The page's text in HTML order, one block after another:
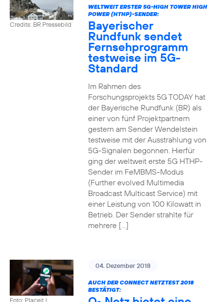
Credits: BR Pressebild
WELTWEIT ERSTER 5G-HIGH TOWER HIGH
POWER (HTHP)-SENDER:
Bayerischer
Rundfunk sendet
Fernsehprogramm
testweise im 5G-
Standard
Im Rahmen des
Forschungsprojekts 5G TODAY hat
der Bayerische Rundfunk (BR) als
einer von fünf Projektpartnern
gestern am Sender Wendelstein
testweise mit der Ausstrahlung von
5G-Signalen begonnen. Hierfür
ging der weltweit erste 5G HTHP-
Sender im FeMBMS-Modus
(Further evolved Multimedia
Broadcast Multicast Service) mit
einer Leistung von 100 Kilowatt in
Betrieb. Der Sender strahlte für
mehrere […]
Foto: Placeit |
04. Dezember 2018
AUCH DER CONNECT NETZTEST 2018
BESTÄTIGT: